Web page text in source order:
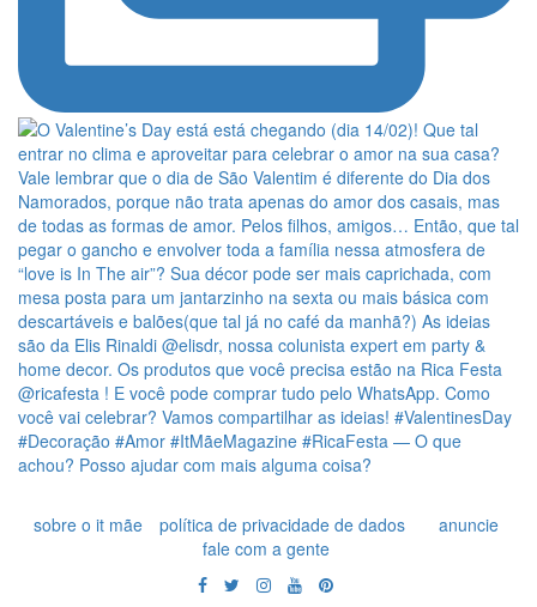
sobre o it mãe política de privacidade de dados
anuncie
fale com a gente